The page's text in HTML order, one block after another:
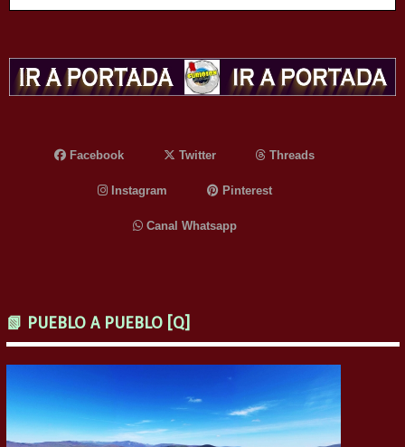
Facebook Twitter Threads
Instagram Pinterest
Canal Whatsapp
📗 PUEBLO A PUEBLO [Q]